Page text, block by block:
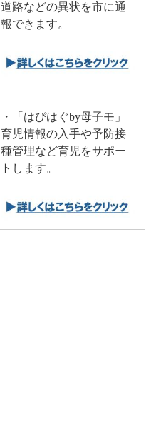
​道路などの異状を市に通
報できます。​
・「はぴはぐby母子モ」
育児情報の入手や予防接
種管理など育児をサポー
トします。